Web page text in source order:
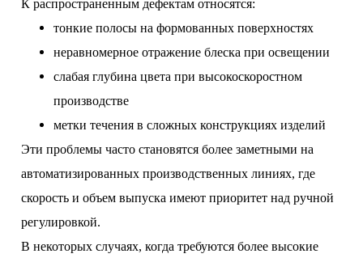
К распространенным дефектам относятся:
тонкие полосы на формованных поверхностях
неравномерное отражение блеска при освещении
слабая глубина цвета при высокоскоростном
производстве
метки течения в сложных конструкциях изделий
Эти проблемы часто становятся более заметными на
автоматизированных производственных линиях, где
скорость и объем выпуска имеют приоритет над ручной
регулировкой.
В некоторых случаях, когда требуются более высокие